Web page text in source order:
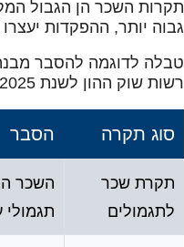
תקרות השכר הן הגבול
גבוה יותר, ההפקדות
טבלה לדוגמה להסבר
רשות שוק ההון לשנת 2025:
סוג תקרה הסבר
תקרת שכר
לתגמולים
השכר
תגמולי